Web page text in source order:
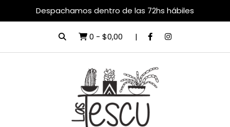
Despachamos dentro de las 72hs hábiles
0 - $0,00